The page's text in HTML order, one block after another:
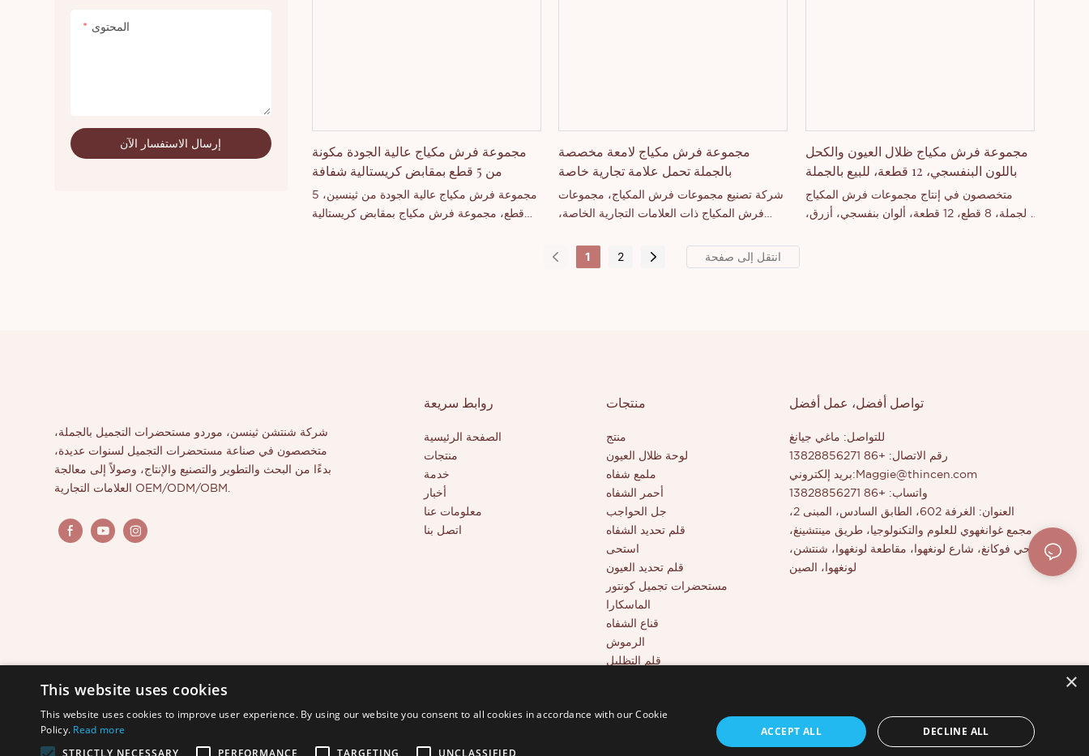
المحتوى
إرسال الاستفسار الآن
مجموعة فرش مكياج عالية الجودة مكونة
من 5 قطع بمقابض كريستالية شفافة
مجموعة فرش مكياج عالية الجودة من ثينسين، 5
قطع، مجموعة فرش مكياج بمقابض كريستالية
مجموعة فرش مكياج لامعة مخصصة
بالجملة تحمل علامة تجارية خاصة
شركة تصنيع مجموعات فرش المكياج، مجموعات
فرش المكياج ذات العلامات التجارية الخاصة،
مجموعة فرش مكياج ظلال العيون والكحل
باللون البنفسجي، 12 قطعة، للبيع بالجملة
متخصصون في إنتاج مجموعات فرش المكياج
بالجملة، 8 قطع، 12 قطعة، ألوان بنفسجي، أزرق،
1 2
شركة شنتشن ثينسن، موردو مستحضرات التجميل بالجملة،
متخصصون في صناعة مستحضرات التجميل لسنوات عديدة،
بدءًا من البحث والتطوير والتصنيع والإنتاج، وصولاً إلى معالجة
العلامات التجارية OEM/ODM/OBM.
روابط سريعة
الصفحة الرئيسية
منتجات
خدمة
أخبار
معلومات عنا
اتصل بنا
منتجات
منتج
لوحة ظلال العيون
ملمع شفاه
أحمر الشفاه
جل الحواجب
قلم تحديد الشفاه
استحى
قلم تحديد العيون
مستحضرات تجميل كونتور
الماسكارا
قناع الشفاه
الرموش
قلم التظليل
تواصل أفضل، عمل أفضل
للتواصل: ماغي جيانغ
رقم الاتصال: +86 13828856271
بريد إلكتروني: Maggie@thincen.com
واتساب: +86 13828856271
العنوان: الغرفة 602، الطابق السادس، المبنى 2،
مجمع غوانغهوي للعلوم والتكنولوجيا، طريق مينتشينغ،
حي فوكانغ، شارع لونغهوا، مقاطعة لونغهوا، شنتشن،
لونغهوا، الصين
×
This website uses cookies
This website uses cookies to improve user experience. By using our website you consent to all cookies in accordance with our Cookie
Policy. Read more
STRICTLY NECESSARY
PERFORMANCE TARGETING UNCLASSIFIED
ACCEPT ALL DECLINE ALL